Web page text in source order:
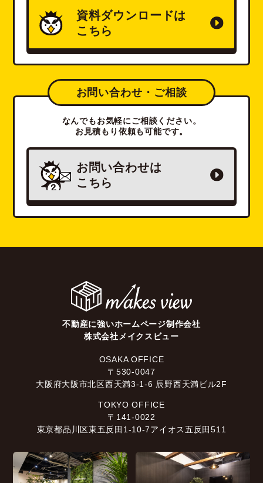
資料ダウンロードは
こちら
お問い合わせ・ご相談
なんでもお気軽にご相談ください。
お見積もり依頼も可能です。
お問い合わせは
こちら
不動産に強いホームページ制作会社
株式会社メイクスビュー
OSAKA OFFICE
〒530-0047
大阪府大阪市北区西天満3-1-6 辰野西天満ビル2F
TOKYO OFFICE
〒141-0022
東京都品川区東五反田1-10-7アイオス五反田511